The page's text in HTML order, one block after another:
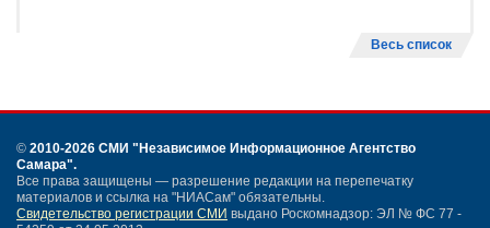
Весь список
© 2010-2026 СМИ "Независимое Информационное Агентство
Самара".
Все права защищены — разрешение редакции на перепечатку
материалов и ссылка на "НИАСам" обязательны.
Свидетельство регистрации СМИ выдано Роскомнадзор: ЭЛ № ФС 77 -